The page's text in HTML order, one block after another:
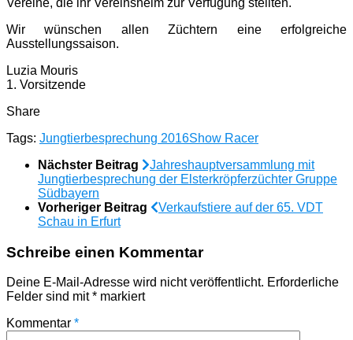
Wir wünschen allen Züchtern eine erfolgreiche
Ausstellungssaison.
Luzia Mouris
1. Vorsitzende
Share
Tags: Jungtierbesprechung 2016Show Racer
Nächster Beitrag
Jahreshauptversammlung mit
Jungtierbesprechung der Elsterkröpferzüchter Gruppe
Südbayern
Vorheriger Beitrag
Verkaufstiere auf der 65. VDT
Schau in Erfurt
Schreibe einen Kommentar
Deine E-Mail-Adresse wird nicht veröffentlicht. Erforderliche
Felder sind mit* markiert
Kommentar *